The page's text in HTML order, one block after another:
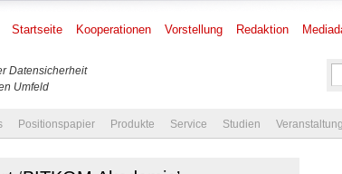
Datensicherheit
Umfeld
Startseite Kooperationen Vorstellung Redaktion
Positionspapier Produkte Service Studien